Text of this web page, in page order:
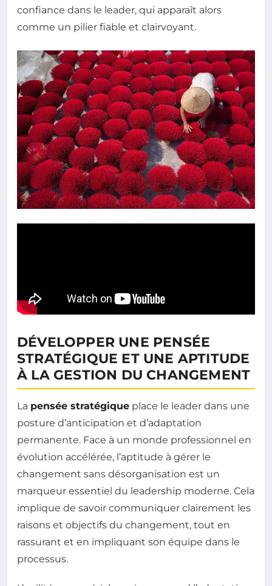
confiance dans le leader, qui apparaît alors
comme un pilier fiable et clairvoyant.
DÉVELOPPER UNE PENSÉE
STRATÉGIQUE ET UNE APTITUDE
À LA GESTION DU CHANGEMENT
La pensée stratégique place le leader dans une
posture d’anticipation et d’adaptation
permanente. Face à un monde professionnel en
évolution accélérée, l’aptitude à gérer le
changement sans désorganisation est un
marqueur essentiel du leadership moderne. Cela
implique de savoir communiquer clairement les
raisons et objectifs du changement, tout en
rassurant et en impliquant son équipe dans le
processus.